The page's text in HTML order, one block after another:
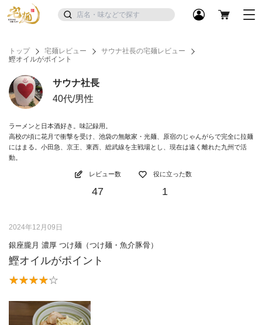
トップ 宅麺レビュー
サウナ社長の宅麺レビュー
鰹オイルがポイント
サウナ社長
40代/男性
ラーメンと日本酒好き。味記録用。
高校の頃に花月で衝撃を受け、池袋の無敵家・光麺、原宿のじゃんがらで完全に拉麺
にはまる。小田急、京王、東西、総武線を主戦場とし、現在は遠く離れた九州で活
動。
レビュー数
47
役に立った数
1
2024年12月09日
銀座朧月 濃厚 つけ麺（つけ麺・魚介豚骨）
鰹オイルがポイント